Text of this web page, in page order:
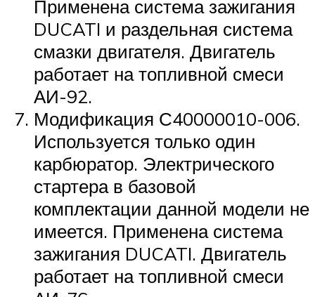
Применена система зажигания
DUCATI и раздельная система
смазки двигателя. Двигатель
работает на топливной смеси
АИ-92.
Модификация С40000010-006.
Используется только один
карбюратор. Электрического
стартера в базовой
комплектации данной модели не
имеется. Применена система
зажигания DUCATI. Двигатель
работает на топливной смеси